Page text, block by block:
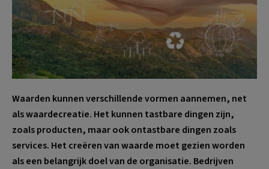
Waarden kunnen verschillende vormen aannemen, net
als waardecreatie. Het kunnen tastbare dingen zijn,
zoals producten, maar ook ontastbare dingen zoals
services. Het creëren van waarde moet gezien worden
als een belangrijk doel van de organisatie. Bedrijven